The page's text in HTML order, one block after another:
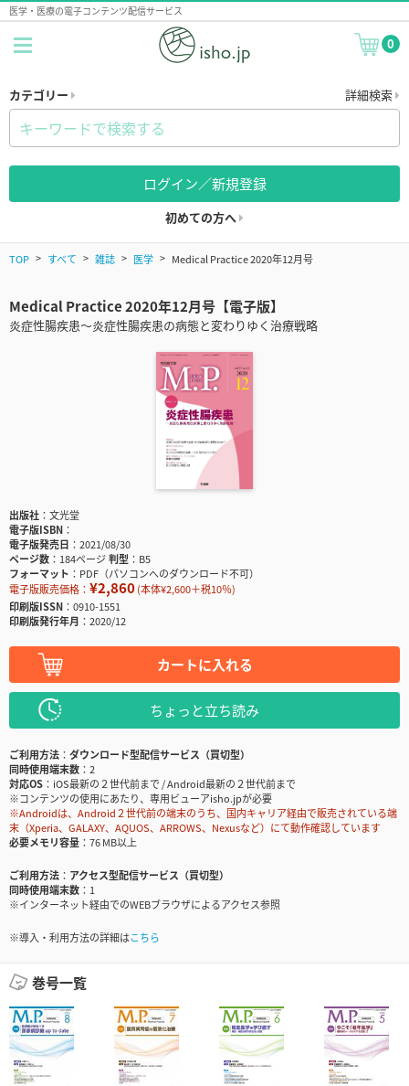
医学・医療の電子コンテンツ配信サービス
0
カテゴリー 詳細検索
ログイン／新規登録
初めての方へ
TOP すべて 雑誌 医学 Medical Practice 2020年12月号
Medical Practice 2020年12月号【電子版】
炎症性腸疾患～炎症性腸疾患の病態と変わりゆく治療戦略
出版社
文光堂
電子版ISBN
電子版発売日
2021/08/30
ページ数
184ページ判型
B5
フォーマット
PDF（パソコンへのダウンロード不可）
電子版販売価格： ¥2,860(本体¥2,600＋税10％)
印刷版ISSN
0910-1551
印刷版発行年月
2020/12
カートに入れる
ちょっと立ち読み
ご利用方法
ダウンロード型配信サービス（買切型）
同時使用端末数
2
対応OS
iOS最新の２世代前まで / Android最新の２世代前まで
※コンテンツの使用にあたり、専用ビューアisho.jpが必要
※Androidは、Android２世代前の端末のうち、国内キャリア経由で販売されている端
末（Xperia、GALAXY、AQUOS、ARROWS、Nexusなど）にて動作確認しています
必要メモリ容量
76 MB以上
ご利用方法
アクセス型配信サービス（買切型）
同時使用端末数
1
※インターネット経由でのWEBブラウザによるアクセス参照
※導入・利用方法の詳細はこちら
巻号一覧